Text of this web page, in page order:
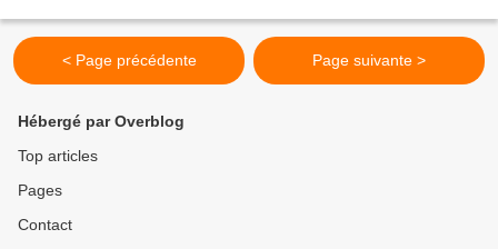
< Page précédente Page suivante >
Hébergé par Overblog
Top articles
Pages
Contact